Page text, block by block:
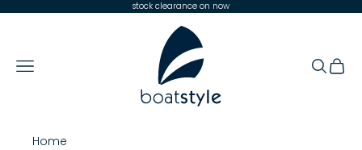
stock clearance on now
Boat Style
Open navigation menu
Open
Home